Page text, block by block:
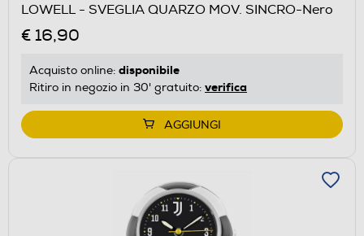
LOWELL - SVEGLIA QUARZO MOV. SINCRO-Nero
€ 16,90
Acquisto online: disponibile
Ritiro in negozio in 30' gratuito: verifica
AGGIUNGI